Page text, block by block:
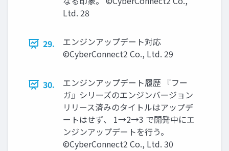
Ltd. 28
29.
エンジンアップデート対応
©CyberConnect2 Co., Ltd. 29
30.
エンジンアップデート履歴 『フー
ガ』シリーズのエンジンバージョン
リリース済みのタイトルはアップデ
ートはせず、 1→2→3 で開発中にエ
ンジンアップデートを行う。
©CyberConnect2 Co., Ltd. 30